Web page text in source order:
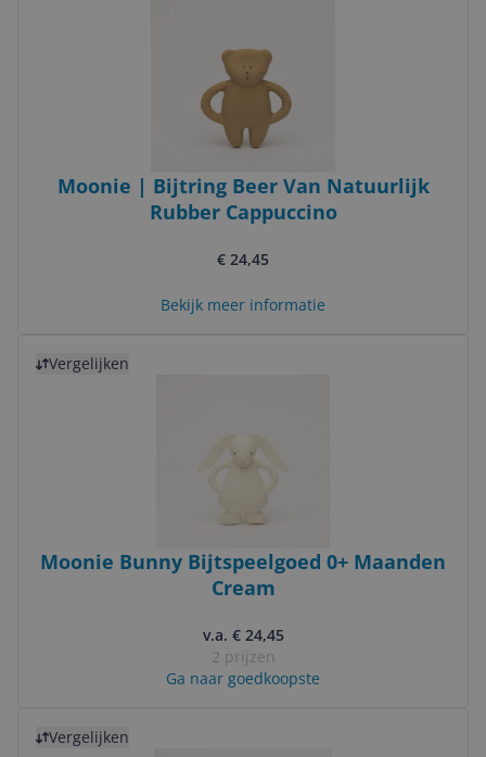
Moonie | Bijtring Beer Van Natuurlijk
Rubber Cappuccino
€ 24,45
Bekijk meer informatie
Vergelijken
Moonie Bunny Bijtspeelgoed 0+ Maanden
Cream
v.a. € 24,45
2 prijzen
Ga naar goedkoopste
Vergelijken